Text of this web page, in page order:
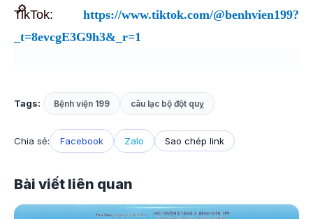
TikTok: https://www.tiktok.com/@benhvien199?
_t=8evcgE3G9h3&_r=1
Tags: Bệnh viện 199 câu lạc bộ đột quỵ
Chia sẻ: Facebook Zalo Sao chép link
Bài viết liên quan